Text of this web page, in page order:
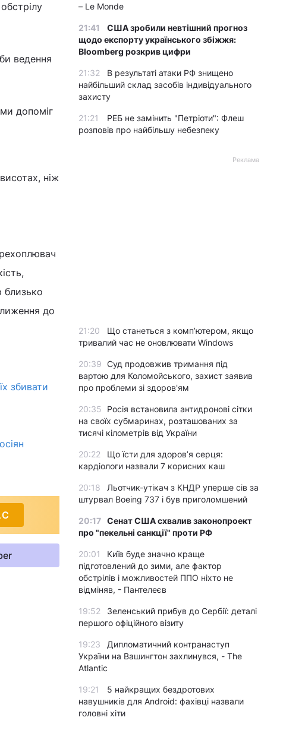
ведення
допоміг
ніж
близько
до
збивати
– Le Monde
21:41
США зробили невтішний прогноз
щодо експорту українського збіжжя:
Bloomberg розкрив цифри
21:32
В результаті атаки РФ знищено
найбільший склад засобів індивідуального
захисту
21:21
РЕБ не замінить "Петріоти": Флеш
розповів про найбільшу небезпеку
Реклама
21:20
Що станеться з комп’ютером, якщо
тривалий час не оновлювати Windows
20:39 Суд продовжив тримання під
вартою для Коломойського, захист заявив
про проблеми зі здоров'ям
20:35
Росія встановила антидронові сітки
на своїх субмаринах, розташованих за
тисячі кілометрів від України
20:22
Що їсти для здоров’я серця:
кардіологи назвали 7 корисних каш
20:18
Льотчик-утікач з КНДР уперше сів за
штурвал Boeing 737 і був приголомшений
20:17 Сенат США схвалив законопроект
про "пекельні санкції" проти РФ
20:01
Київ буде значно краще
підготовлений до зими, але фактор
обстрілів і можливостей ППО ніхто не
відміняв, - Пантелеєв
19:52
Зеленський прибув до Сербії: деталі
першого офіційного візиту
19:23
Дипломатичний контранаступ
України на Вашингтон захлинувся, - The
Atlantic
19:21
5 найкращих бездротових
навушників для Android: фахівці назвали
головні хіти